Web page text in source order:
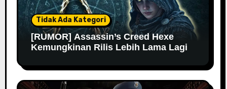
Tidak Ada Kategori
[RUMOR] Assassin’s Creed Hexe
Kemungkinan Rilis Lebih Lama Lagi